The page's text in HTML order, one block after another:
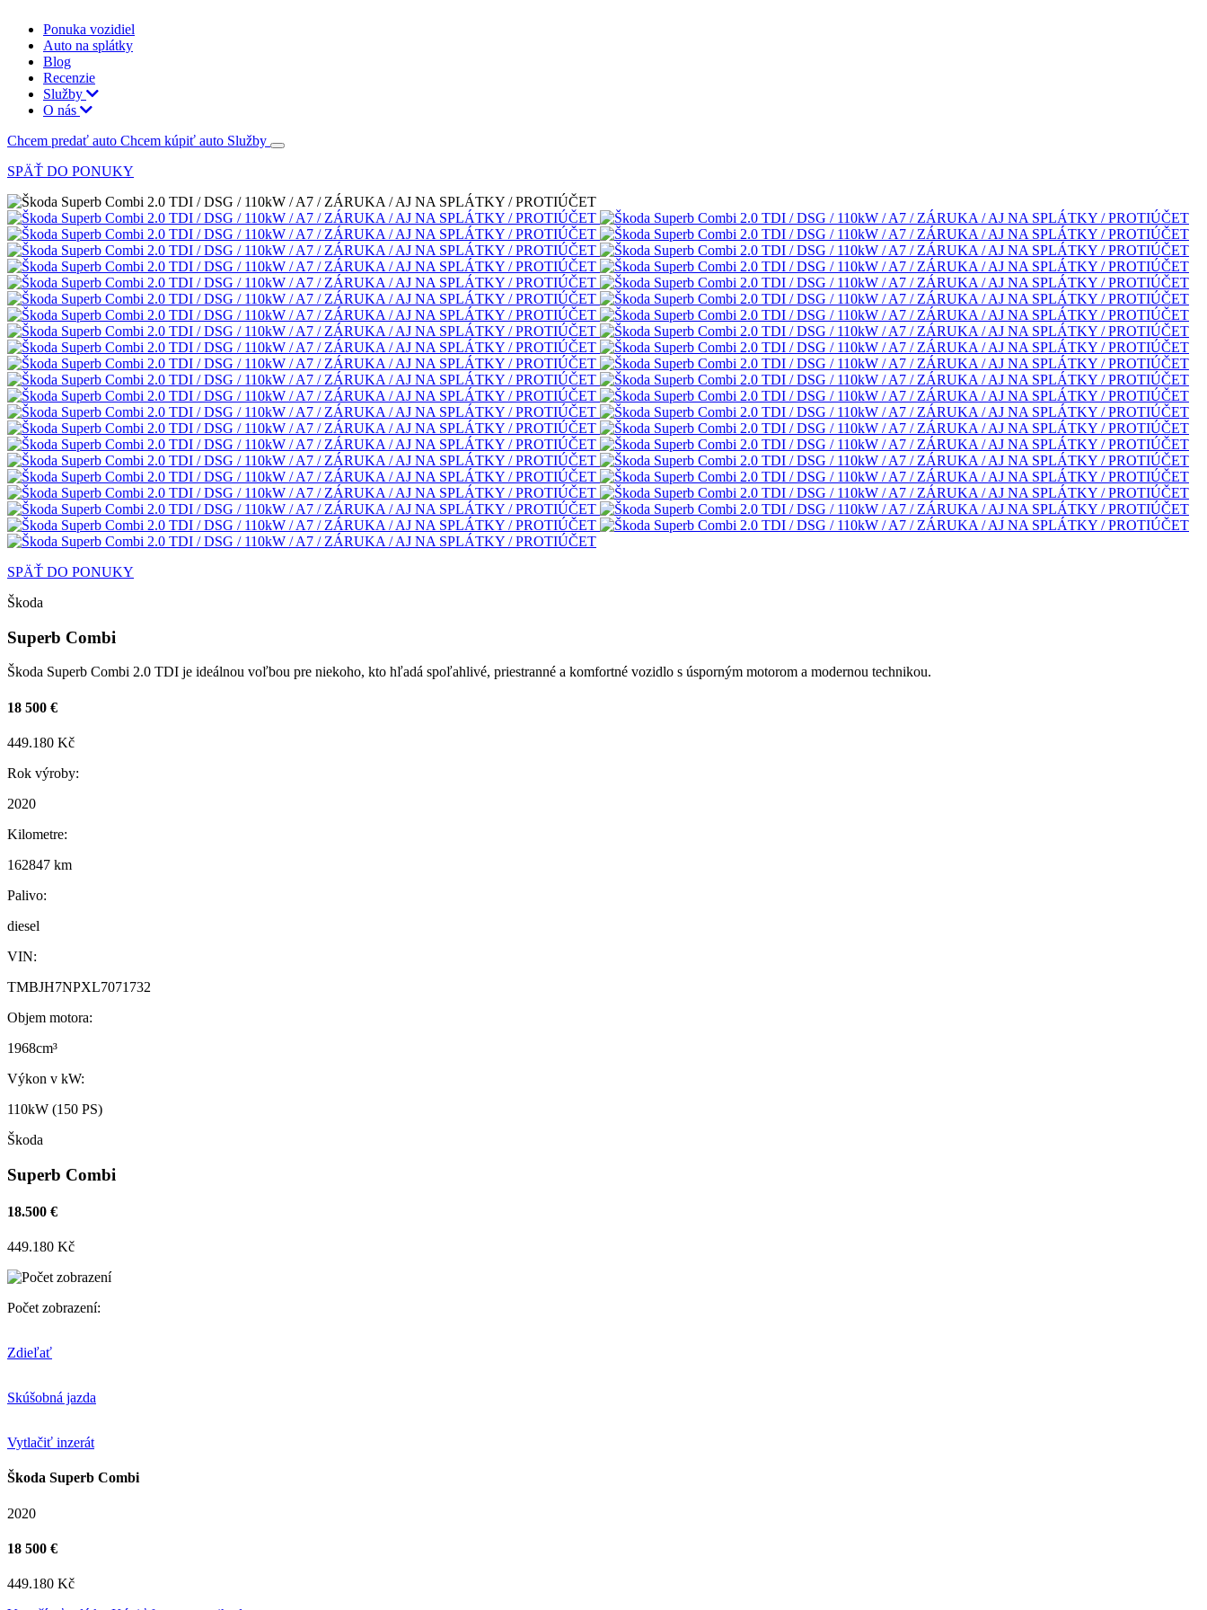
Ponuka vozidiel
Auto na splátky
Blog
Recenzie
Služby
O nás
Chcem predať auto Chcem kúpiť auto Služby
SPÄŤ DO PONUKY
SPÄŤ DO PONUKY
Škoda
Superb Combi
Škoda Superb Combi 2.0 TDI je ideálnou voľbou pre niekoho, kto hľadá spoľahlivé, priestranné a komfortné vozidlo s úsporným motorom a modernou technikou.
18 500 €
449.180 Kč
Rok výroby:
2020
Kilometre:
162847 km
Palivo:
diesel
VIN:
TMBJH7NPXL7071732
Objem motora:
1968cm³
Výkon v kW:
110kW (150 PS)
Škoda
Superb Combi
18.500 €
449.180 Kč
Počet zobrazení:
Zdieľať
Skúšobná jazda
Vytlačiť inzerát
Škoda Superb Combi
2020
18 500 €
449.180 Kč